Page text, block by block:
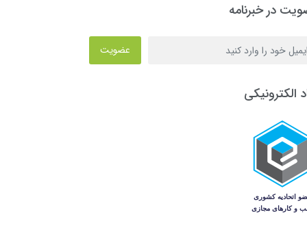
در خبرنامه
عضویت
الکترونیکی